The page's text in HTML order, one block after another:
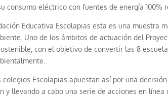
consumo eléctrico con fuentes de energía 100%
Educativa Escolapias esta es una muestra
Uno de los ámbitos de actuación del
con el objetivo de convertir las 8
colegios Escolapias apuestan así por una
y llevando a cabo una serie de acciones en línea